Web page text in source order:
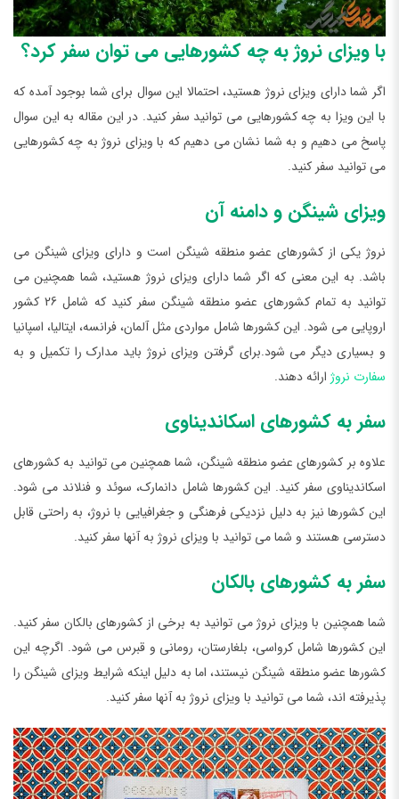
با ویزای نروژ به چه کشورهایی می توان سفر کرد؟
اگر شما دارای ویزای نروژ هستید، احتمالا این سوال برای شما بوجود آمده که
با این ویزا به چه کشورهایی می توانید سفر کنید. در این مقاله به این سوال
پاسخ می دهیم و به شما نشان می دهیم که با ویزای نروژ به چه کشورهایی
می توانید سفر کنید.
ویزای شینگن و دامنه آن
نروژ یکی از کشورهای عضو منطقه شینگن است و دارای ویزای شینگن می
باشد. به این معنی که اگر شما دارای ویزای نروژ هستید، شما همچنین می
توانید به تمام کشورهای عضو منطقه شینگن سفر کنید که شامل 26 کشور
اروپایی می شود. این کشورها شامل مواردی مثل آلمان، فرانسه، ایتالیا، اسپانیا
و بسیاری دیگر می شود.برای گرفتن ویزای نروژ باید مدارک را تکمیل و به
سفارت نروژ ارائه دهند.
سفر به کشورهای اسکاندیناوی
علاوه بر کشورهای عضو منطقه شینگن، شما همچنین می توانید به کشورهای
اسکاندیناوی سفر کنید. این کشورها شامل دانمارک، سوئد و فنلاند می شود.
این کشورها نیز به دلیل نزدیکی فرهنگی و جغرافیایی با نروژ، به راحتی قابل
دسترسی هستند و شما می توانید با ویزای نروژ به آنها سفر کنید.
سفر به کشورهای بالکان
شما همچنین با ویزای نروژ می توانید به برخی از کشورهای بالکان سفر کنید.
این کشورها شامل کرواسی، بلغارستان، رومانی و قبرس می شود. اگرچه این
کشورها عضو منطقه شینگن نیستند، اما به دلیل اینکه شرایط ویزای شینگن را
پذیرفته اند، شما می توانید با ویزای نروژ به آنها سفر کنید.